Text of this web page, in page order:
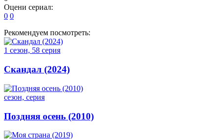
Оцени сериал:
0 0
Рекомендуем посмотреть:
1 сезон, 58 серия
Скандал (2024)
сезон, серия
Поздняя осень (2010)